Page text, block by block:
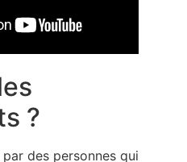
?
des personnes qui